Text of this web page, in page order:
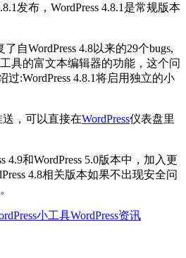
发布，WordPress 4.8.1是常规版本
了自WordPress 4.8以来的29个bugs,
具的富文本编辑器的功能，这个问
过:WordPress 4.8.1将启用独立的小
送，可以直接在WordPress仪表盘里
4.9和WordPress 5.0版本中，加入更
4.8相关版本如果不出现安全问
小工具WordPress资讯